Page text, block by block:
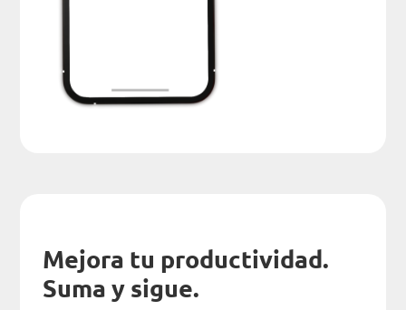
Mejora tu productividad.
Suma y sigue.